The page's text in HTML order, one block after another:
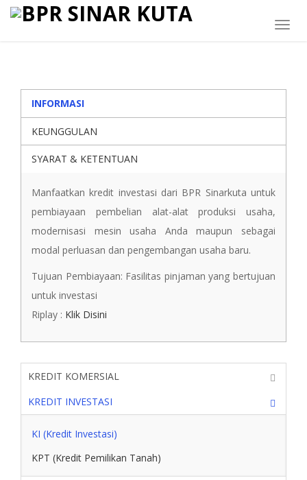
INFORMASI
KEUNGGULAN
SYARAT & KETENTUAN
Manfaatkan kredit investasi dari BPR Sinarkuta untuk
pembiayaan pembelian alat-alat produksi usaha,
modernisasi mesin usaha Anda maupun sebagai
modal perluasan dan pengembangan usaha baru.
Tujuan Pembiayaan: Fasilitas pinjaman yang bertujuan
untuk investasi
Riplay : Klik Disini
KREDIT KOMERSIAL
KREDIT INVESTASI
KI (Kredit Investasi)
KPT (Kredit Pemilikan Tanah)